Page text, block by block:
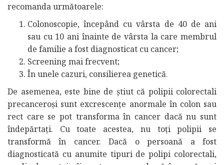
recomanda următoarele:
Colonoscopie, începând cu vârsta de 40 de ani
sau cu 10 ani înainte de vârsta la care membrul
de familie a fost diagnosticat cu cancer;
Screening mai frecvent;
În unele cazuri, consilierea genetică.
De asemenea, este bine de știut că polipii colorectali
precanceroși sunt excrescențe anormale în colon sau
rect care se pot transforma în cancer dacă nu sunt
îndepărtați. Cu toate acestea, nu toți polipii se
transformă în cancer. Dacă o persoană a fost
diagnosticată cu anumite tipuri de polipi colorectali,